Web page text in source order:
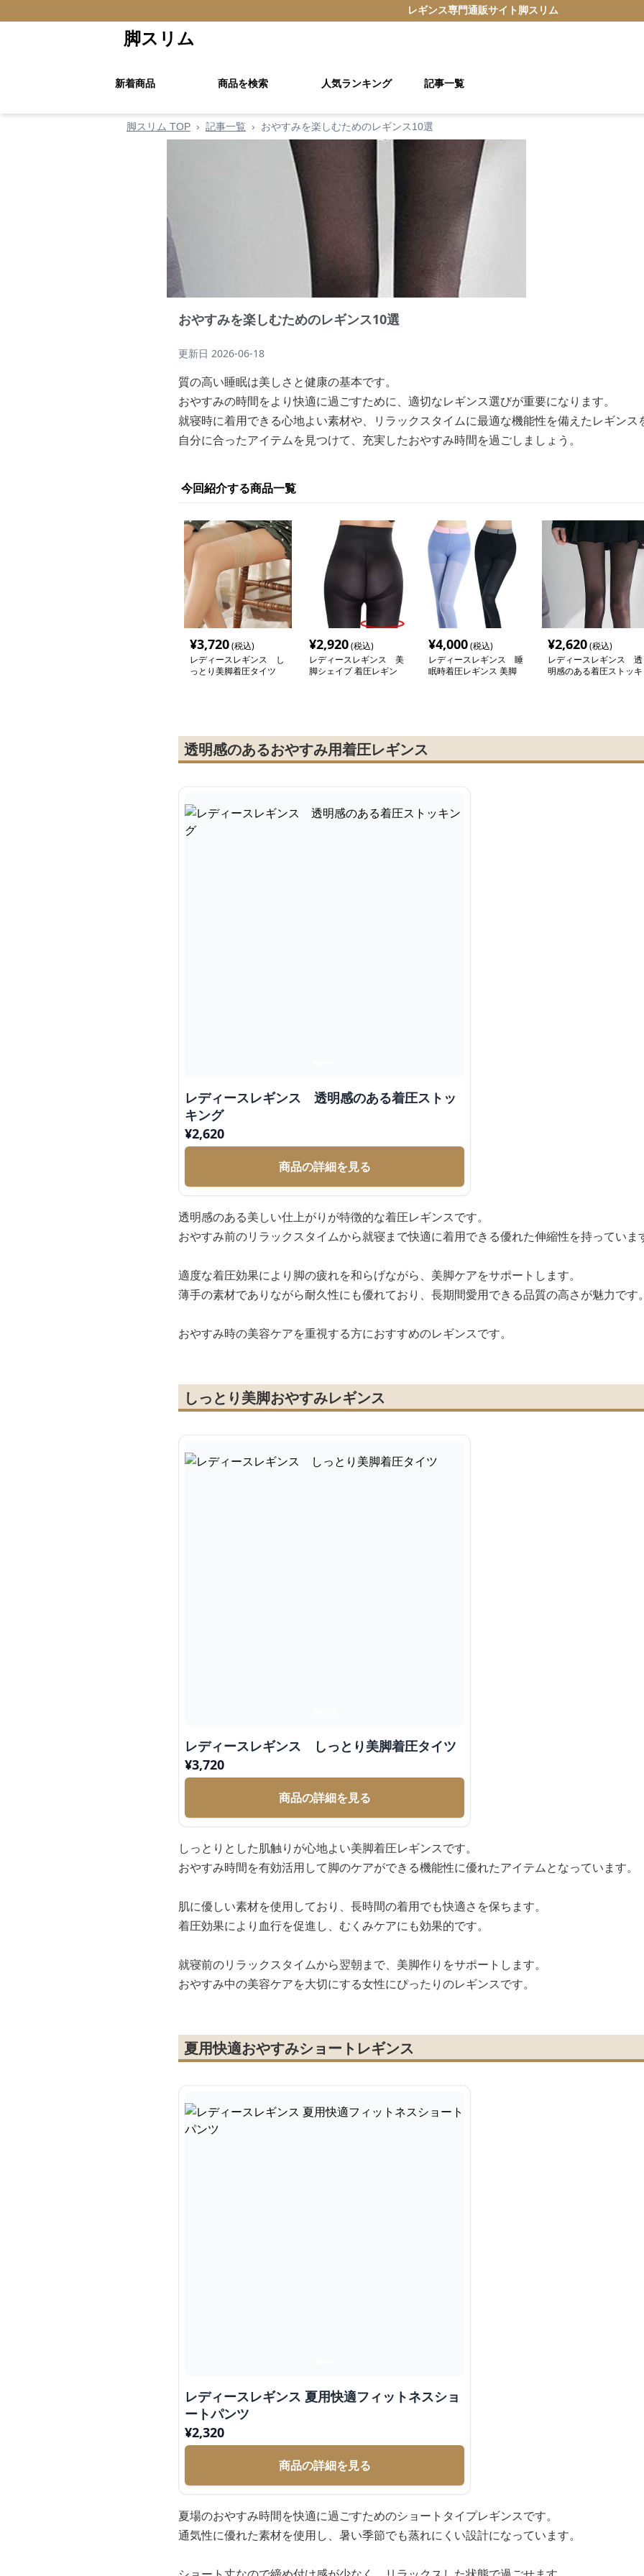
レギンス専門通販サイト 脚スリム
脚スリム
新着商品 商品を検索 人気ランキング 記事一覧
脚スリム TOP › 記事一覧 › おやすみを楽しむためのレギンス10選
おやすみを楽しむためのレギンス10選
更新日 2026-06-18
質の高い睡眠は美しさと健康の基本です。
おやすみの時間をより快適に過ごすために、適切なレギンス選びが重要になります。
就寝時に着用できる心地よい素材や、リラックスタイムに最適な機能性を備えたレギンス
自分に合ったアイテムを見つけて、充実したおやすみ時間を過ごしましょう。
今回紹介する商品一覧
¥3,720(税込)
レディースレギンス し
っとり美脚着圧タイツ
¥2,920(税込)
レディースレギンス 美
脚シェイプ 着圧レギン
¥4,000(税込)
レディースレギンス 睡
眠時着圧レギンス 美脚
¥2,620(税込)
レディースレギンス 透
明感のある着圧ストッキ
透明感のあるおやすみ用着圧レギンス
レディースレギンス 透明感のある着圧ストッ
キング
¥2,620
商品の詳細を見る
透明感のある美しい仕上がりが特徴的な着圧レギンスです。
おやすみ前のリラックスタイムから就寝まで快適に着用できる優れた伸縮性を持っていま
適度な着圧効果により脚の疲れを和らげながら、美脚ケアをサポートします。
薄手の素材でありながら耐久性にも優れており、長期間愛用できる品質の高さが魅力です
おやすみ時の美容ケアを重視する方におすすめのレギンスです。
しっとり美脚おやすみレギンス
レディースレギンス しっとり美脚着圧タイツ
¥3,720
商品の詳細を見る
しっとりとした肌触りが心地よい美脚着圧レギンスです。
おやすみ時間を有効活用して脚のケアができる機能性に優れたアイテムとなっています。
肌に優しい素材を使用しており、長時間の着用でも快適さを保ちます。
着圧効果により血行を促進し、むくみケアにも効果的です。
就寝前のリラックスタイムから翌朝まで、美脚作りをサポートします。
おやすみ中の美容ケアを大切にする女性にぴったりのレギンスです。
夏用快適おやすみショートレギンス
レディースレギンス 夏用快適フィットネスショ
ートパンツ
¥2,320
商品の詳細を見る
夏場のおやすみ時間を快適に過ごすためのショートタイプレギンスです。
通気性に優れた素材を使用し、暑い季節でも蒸れにくい設計になっています。